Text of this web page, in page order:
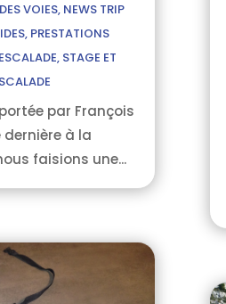
VOIES, NEWS TRIP
, PRESTATIONS
, STAGE ET
par François
dernière à la
faisions une...